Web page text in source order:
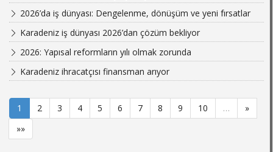
2026’da iş dünyası: Dengelenme, dönüşüm ve yeni fırsatlar
Karadeniz iş dünyası 2026’dan çözüm bekliyor
2026: Yapısal reformların yılı olmak zorunda
Karadeniz ihracatçısı finansman arıyor
1 2 3 4 5 6 7 8 9 10 …
»
»»